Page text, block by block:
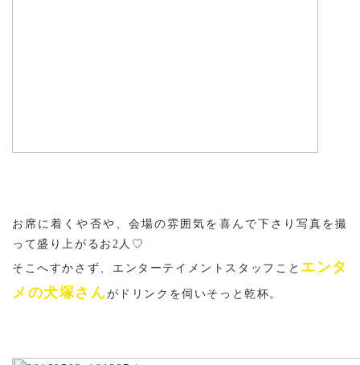
お席に着くや否や、会場の雰囲気を喜んで下さり写真を撮
って盛り上がるお2人♡
そこへすかさず、エンターテイメントスタッフこと エンタ
メの犬塚さんがドリンクを伺いそっと乾杯。